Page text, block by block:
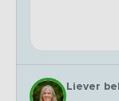
Liever